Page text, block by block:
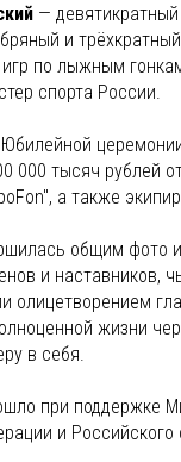
—
и
по лыжным
спорта России.
000 тысяч рублей
а также
общим фото
и наставников,
олицетворением
жизни
в себя.
при поддержке
и Российского